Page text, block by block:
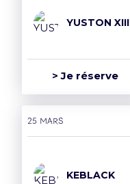
YUSTON XIII
> Je réserve
25 mars
KEBLACK